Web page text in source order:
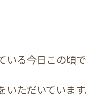
る今日この頃で
ただいています